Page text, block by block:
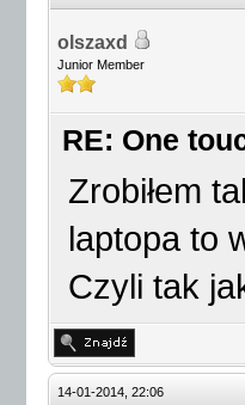
olszaxd
Junior Member
RE: One
Zrobiłem
laptopa to
Czyli tak
14-01-2014, 22:06